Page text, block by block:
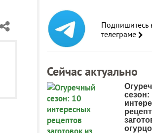
Подпишитесь
телеграме
Сейчас актуально
сезон: